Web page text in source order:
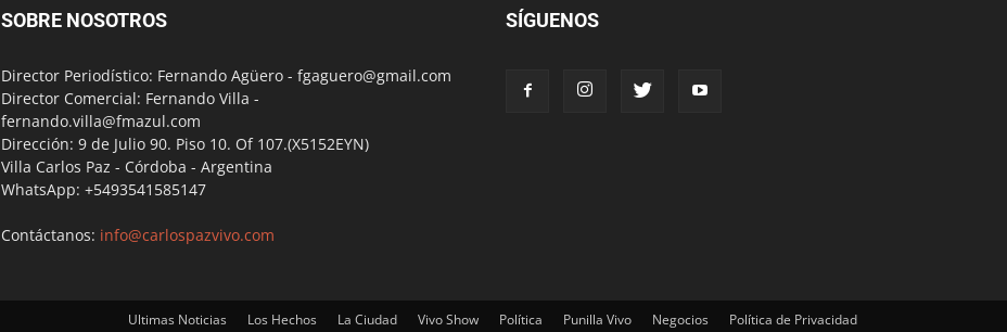
SOBRE NOSOTROS
Director Periodístico: Fernando Agüero - fgaguero@gmail.com
Director Comercial: Fernando Villa -
fernando.villa@fmazul.com
Dirección: 9 de Julio 90. Piso 10. Of 107.(X5152EYN)
Villa Carlos Paz - Córdoba - Argentina
WhatsApp: +5493541585147
Contáctanos: info@carlospazvivo.com
SÍGUENOS
Ultimas Noticias Los Hechos La Ciudad Vivo Show Política Punilla Vivo Negocios Política de Privacidad